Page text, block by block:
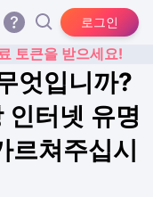
로그인
토큰을 받으세요!
엇입니까?
인터넷 유명
르쳐주십시